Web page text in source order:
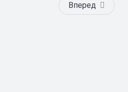
Вперед